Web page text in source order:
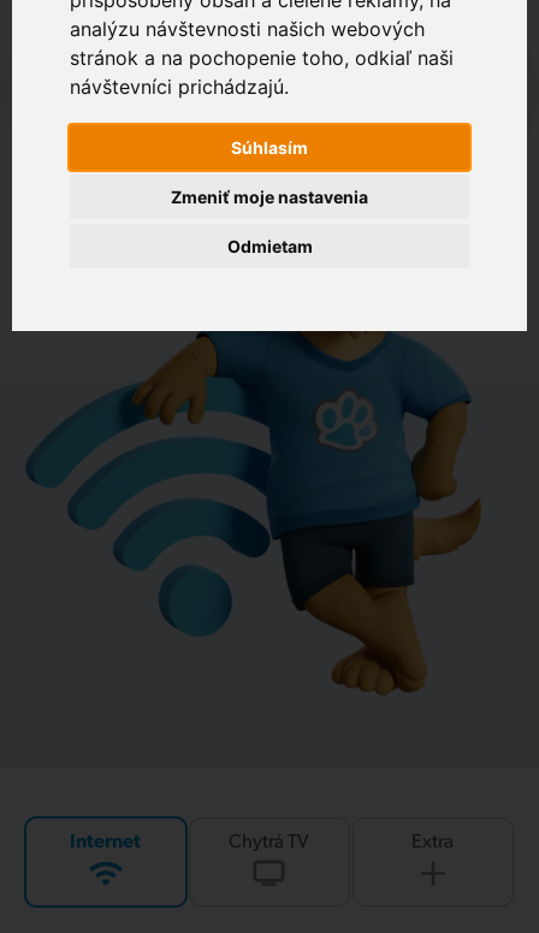
analýzu návštevnosti našich webových
stránok a na pochopenie toho, odkiaľ naši
návštevníci prichádzajú.
Súhlasím
Odmietam
Zmeniť moje nastavenia
Zákaznícky portál
Optika je najlepšie možné spojenie. Je vo vašej oblasti?
napr. Drevená 574, Bratislava
OVERIŤ DOSTUPNOSŤ
Internet Chytrá TV Extra